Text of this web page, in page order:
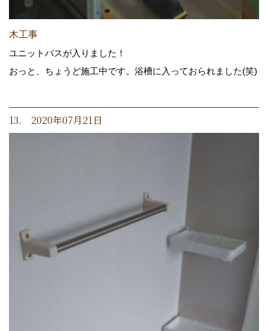
木工事
ユニットバスが入りました！
おっと、ちょうど施工中です。浴槽に入っておられました(笑)
13. 2020年07月21日